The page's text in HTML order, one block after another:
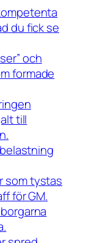
du fick se
och
formade
till
som tystas
för GM.